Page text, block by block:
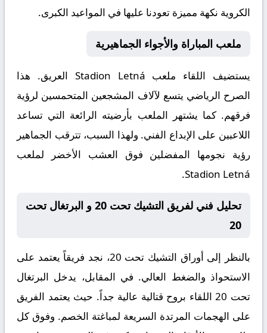
الكروية نكهة مميزة تعودنا عليها في المواعيد الكبرى.
ملعب المباراة والأجواء الجماهيرية
يستضيف اللقاء ملعب Stadion Letná العريق. هذا
الصرح الرياضي يتسع لآلاف المشجعين المتحمسين لرؤية
فرقهم. كما يشتهر الملعب بأرضيته الرائعة التي تساعد
اللاعبين على الإبداع الفني. ولهذا السبب، تترقب الجماهير
رؤية نجومها المفضلين فوق العشب الأخضر لملعب
Stadion Letná.
تحليل فني لفريق التشيك تحت 20 و البرتغال تحت
20
بالنظر إلى أوراق التشيك تحت 20
، نجد فريقاً يعتمد على
الاستحواذ والضغط العالي. في المقابل، يدخل البرتغال
تحت 20
اللقاء بروح قتالية عالية جداً. حيث يعتمد الفريق
على الهجمات المرتدة السريعة لمباغتة الخصم. وفوق كل